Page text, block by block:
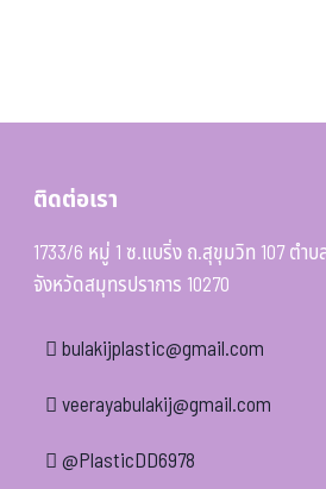
ติดต่อเรา
1733/6 หมู่ 1 ซ.แบริ่ง ถ.สุขุมวิท 107 ตำบ
จังหวัดสมุทรปราการ 10270
bulakijplastic@gmail.com
veerayabulakij@gmail.com
@PlasticDD6978